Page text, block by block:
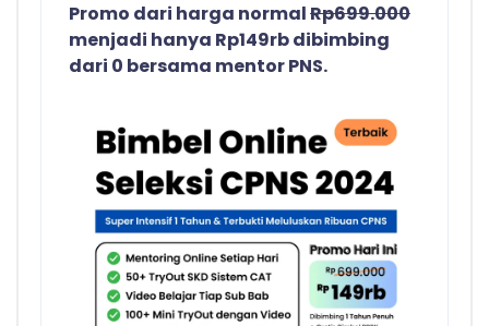
Promo dari harga normalRp699.000
menjadi hanya Rp149rb dibimbing
dari 0 bersama mentor PNS.